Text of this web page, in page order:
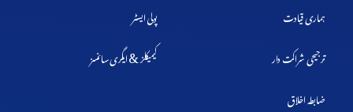
ہماری قیادت
ترجیحی شراکت دار
ضابطہ اخلاق
پولی ایسٹر
کیمیکلز&ایگری سائنسز